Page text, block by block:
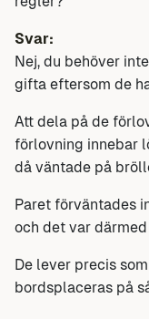
Svar:
Nej, du behöver
gifta eftersom de
Att dela på de
förlovning innebar
då väntade på
Paret förväntades
och det var
De lever precis
bordsplaceras på